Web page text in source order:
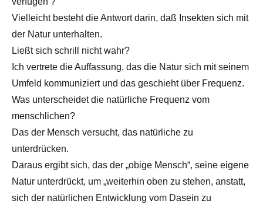
Vielleicht besteht die Antwort darin, daß Insekten sich mit
der Natur unterhalten.
Ließt sich schrill nicht wahr?
Ich vertrete die Auffassung, das die Natur sich mit seinem
Umfeld kommuniziert und das geschieht über Frequenz.
Was unterscheidet die natürliche Frequenz vom
menschlichen?
Das der Mensch versucht, das natürliche zu
unterdrücken.
Daraus ergibt sich, das der „obige Mensch“, seine eigene
Natur unterdrückt, um „weiterhin oben zu stehen, anstatt,
sich der natürlichen Entwicklung vom Dasein zu